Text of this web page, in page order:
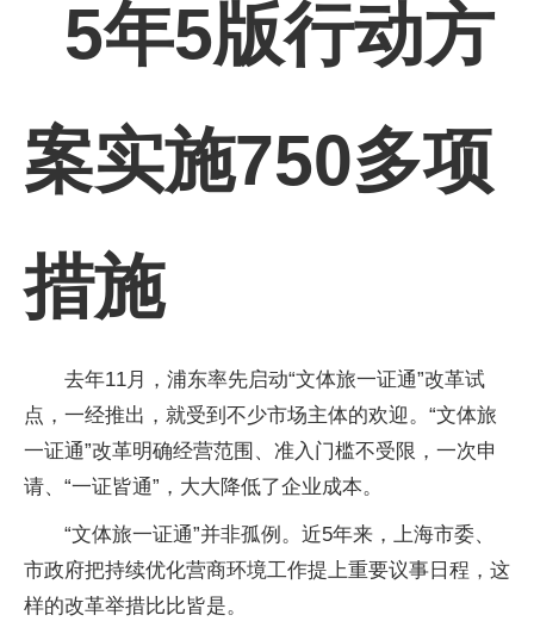
5年5版行动方
案实施750多项
措施
去年11月，浦东率先启动“文体旅一证通”改革试
点，一经推出，就受到不少市场主体的欢迎。“文体旅
一证通”改革明确经营范围、准入门槛不受限，一次申
请、“一证皆通”，大大降低了企业成本。
“文体旅一证通”并非孤例。近5年来，上海市委、
市政府把持续优化营商环境工作提上重要议事日程，这
样的改革举措比比皆是。